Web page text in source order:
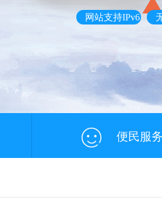
网站支持IPv6
便民服